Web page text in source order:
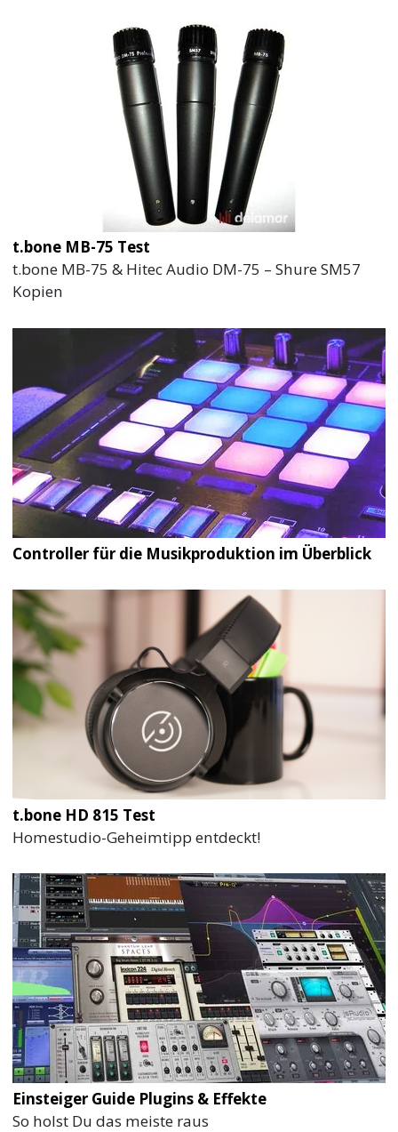
t.bone MB-75 Test
t.bone MB-75 & Hitec Audio DM-75 – Shure SM57
Kopien
Controller für die Musikproduktion im Überblick
t.bone HD 815 Test
Homestudio-Geheimtipp entdeckt!
Einsteiger Guide Plugins & Effekte
So holst Du das meiste raus